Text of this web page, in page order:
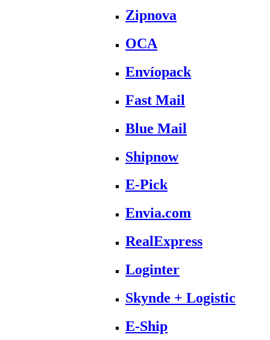
Zipnova
OCA
Envíopack
Fast Mail
Blue Mail
Shipnow
E-Pick
Envia.com
RealExpress
Loginter
Skynde + Logistic
E-Ship